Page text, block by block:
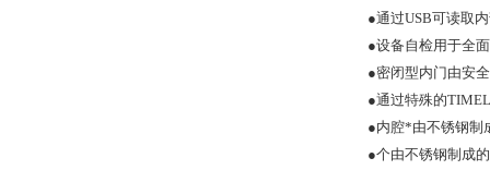
●通过USB可读取
●设备自检用于全
●密闭型内门由安
●通过特殊的
●内腔*由不锈钢制
●个由不锈钢制成